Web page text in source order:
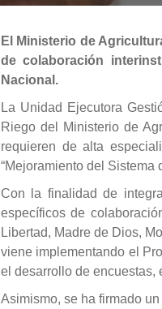
El Ministerio de
de colaboración
Nacional.
La Unidad Ejecutora
Riego del Ministerio de
requieren de alta
“Mejoramiento del Sistema
Con la finalidad de
específicos de
Libertad, Madre de Dios,
viene implementando el
el desarrollo de encuestas,
Asimismo, se ha firmado